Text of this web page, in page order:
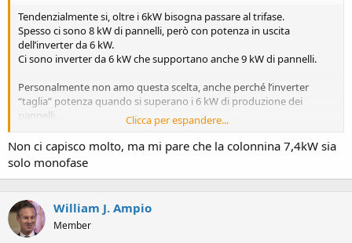
Tendenzialmente si, oltre i 6kW bisogna passare al trifase.
Spesso ci sono 8 kW di pannelli, però con potenza in uscita
dell’inverter da 6 kW.
Ci sono inverter da 6 kW che supportano anche 9 kW di pannelli.
Personalmente non amo questa scelta, anche perché l’inverter
“taglia” potenza quando si superano i 6 kW di produzione dei
pannelli.
Io ho 10 kW e son dovuto passare a trifase. Si fa una banale
modifica al quadro generale e poi si distribuiscono sulle 3 fasi i
carichi, in modo che siano bilanciati.
Oggi come oggi, specie con colonnine domestiche da 7,4 kW, è
quasi d’obbligo avere un trifase.
Clicca per espandere...
Non ci capisco molto, ma mi pare che la colonnina 7,4kW sia
solo monofase
William J. Ampio
Member